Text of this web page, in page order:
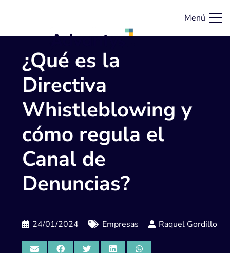
Menú
¿Qué es la
Directiva
Whistleblowing y
cómo regula el
Canal de
Denuncias?
24/01/2024 Empresas Raquel Gordillo